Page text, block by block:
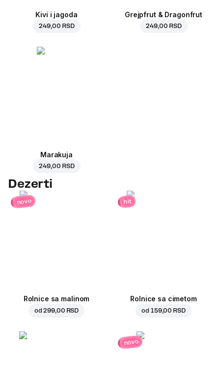
Kivi i jagoda
249,00 RSD
Grejpfrut & Dragonfrut
249,00 RSD
Marakuja
249,00 RSD
Dezerti
novo
Rolnice sa malinom
od299,00 RSD
hit
Rolnice sa cimetom
od 159,00 RSD
novo